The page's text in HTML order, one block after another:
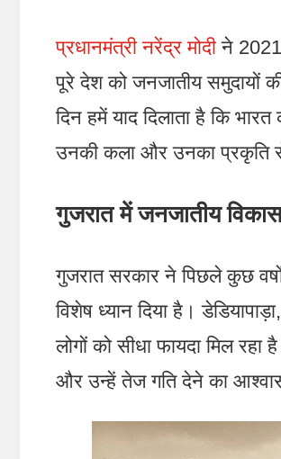
प्रधानमंत्री नरेंद्र मोदीने 2021
पूरे देश को जनजातीय समुदायों
दिन हमें याद दिलाता है कि
उनकी कला और उनका प्रकृति
गुजरात में जनजातीय
गुजरात सरकार ने पिछले कुछ
विशेष ध्यान दिया है।
लोगों को सीधा फायदा मिल
और उन्हें तेज गति देने का